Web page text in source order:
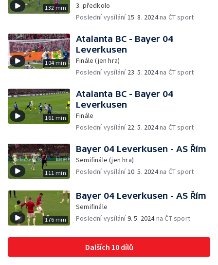
132 min
3. předkolo
Poslední vysílání15. 8. 2024na ČT sport
104 min
Atalanta BC - Bayer 04
Leverkusen
Finále (jen hra)
Poslední vysílání 23. 5. 2024na ČT sport
161 min
Atalanta BC - Bayer 04
Leverkusen
Finále
Poslední vysílání 22. 5. 2024na ČT sport
111 min
Bayer 04 Leverkusen - AS Řím
Semifinále (jen hra)
Poslední vysílání10. 5. 2024na ČT sport
176 min
Bayer 04 Leverkusen - AS Řím
Semifinále
Poslední vysílání9. 5. 2024na ČT sport
Dalších 10 dílů